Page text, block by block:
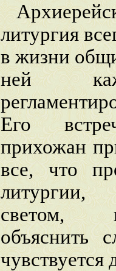
литургия
в жизни
ней
Его
прихожан
все, что
литургии,
светом,
объяснить
чувствуется